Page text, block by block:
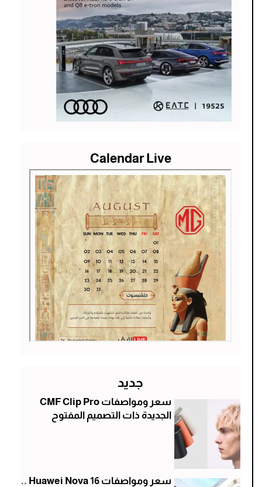
Calendar Live
جديد
سعر ومواصفات CMF Clip Pro
الجديدة ذات التصميم المفتوح
سعر ومواصفات Huawei Nova 16 ..